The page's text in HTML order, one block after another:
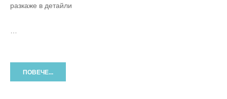
разкаже в детайли
…
ПОВЕЧЕ...